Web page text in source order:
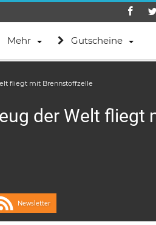
Mehr Gutscheine
fliegt mit Brennstoffzelle
der Welt fliegt
Newsletter